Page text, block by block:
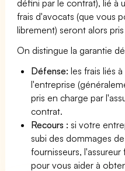
défini par le contrat), lié à
frais d'avocats (que vous
librement) seront alors
On distingue la garantie
Défense: les frais liés
l'entreprise
pris en charge par
contrat.
Recours : si votre
subi des dommages
fournisseurs,
pour vous aider à